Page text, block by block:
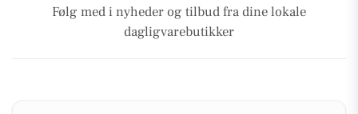
Følg med i nyheder og tilbud fra dine lokale
dagligvarebutikker